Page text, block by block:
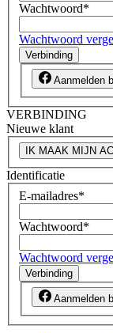
Wachtwoord*
Wachtwoord
Verbinding
Aanmelden
VERBINDING
Nieuwe klant
IK MAAK MIJN
Identificatie
E-mailadres*
Wachtwoord*
Wachtwoord
Verbinding
Aanmelden